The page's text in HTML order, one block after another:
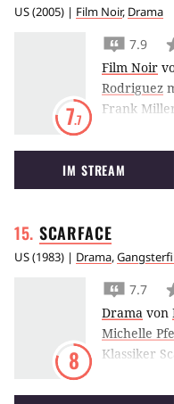
US(2005) | Film Noir, Drama
7.7
7.9
Film Noir
Rodriguez
Frank
durch die
Personen,
verfangen.
IM STREAM
SCARFACE
US(1983) | Drama,
8
7.7
Drama von
Michelle
Klassiker